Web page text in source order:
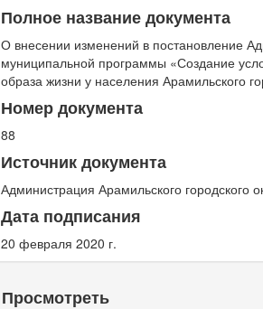
Полное название документа
О внесении изменений в постановление
муниципальной программы «Создание
образа жизни у населения Арамильского
Номер документа
88
Источник документа
Администрация Арамильского городского
Дата подписания
20 февраля 2020 г.
Просмотреть